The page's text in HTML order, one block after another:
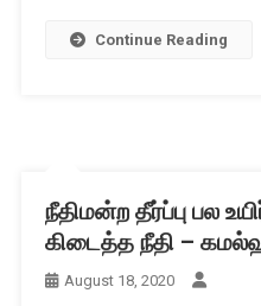
Continue Reading
நீதிமன்ற தீர்ப்பு பல
கிடைத்த நீதி –
August 18, 2020